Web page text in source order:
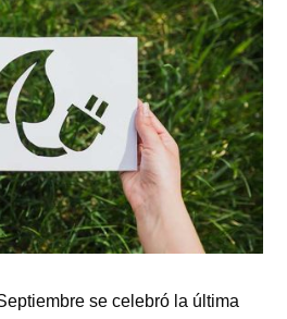
se celebró la última